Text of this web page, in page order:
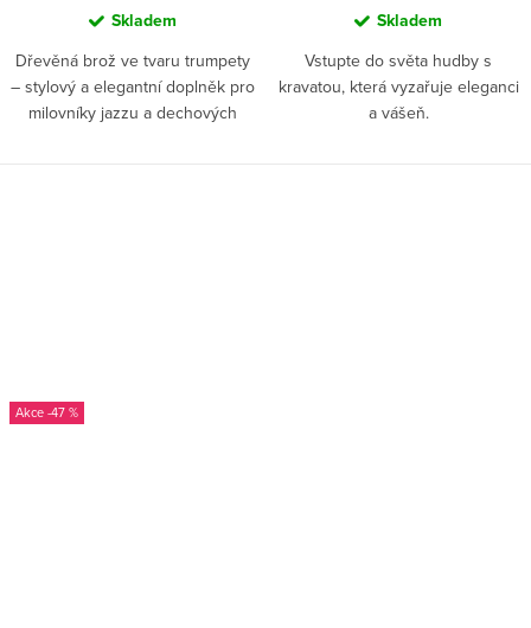
Skladem
Dřevěná brož ve tvaru trumpety
– stylový a elegantní doplněk pro
milovníky jazzu a dechových
Skladem
Vstupte do světa hudby s
kravatou, která vyzařuje eleganci
a vášeň.
-47 %